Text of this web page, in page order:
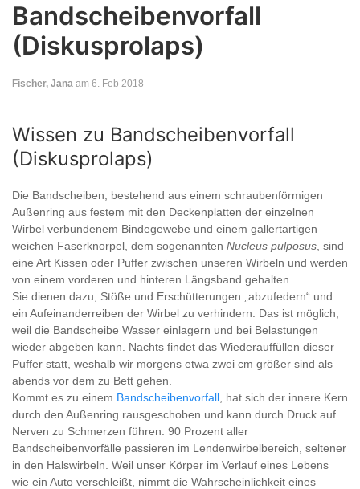
Bandscheibenvorfall
(Diskusprolaps)
Fischer, Jana am 6. Feb 2018
Wissen zu Bandscheibenvorfall
(Diskusprolaps)
Die Bandscheiben, bestehend aus einem schraubenförmigen
Außenring aus festem mit den Deckenplatten der einzelnen
Wirbel verbundenem Bindegewebe und einem gallertartigen
weichen Faserknorpel, dem sogenannten Nucleus pulposus , sind
eine Art Kissen oder Puffer zwischen unseren Wirbeln und werden
von einem vorderen und hinteren Längsband gehalten.
Sie dienen dazu, Stöße und Erschütterungen „abzufedern“ und
ein Aufeinanderreiben der Wirbel zu verhindern. Das ist möglich,
weil die Bandscheibe Wasser einlagern und bei Belastungen
wieder abgeben kann. Nachts findet das Wiederauffüllen dieser
Puffer statt, weshalb wir morgens etwa zwei cm größer sind als
abends vor dem zu Bett gehen.
Kommt es zu einem Bandscheibenvorfall , hat sich der innere Kern
durch den Außenring rausgeschoben und kann durch Druck auf
Nerven zu Schmerzen führen. 90 Prozent aller
Bandscheibenvorfälle passieren im Lendenwirbelbereich, seltener
in den Halswirbeln. Weil unser Körper im Verlauf eines Lebens
wie ein Auto verschleißt, nimmt die Wahrscheinlichkeit eines